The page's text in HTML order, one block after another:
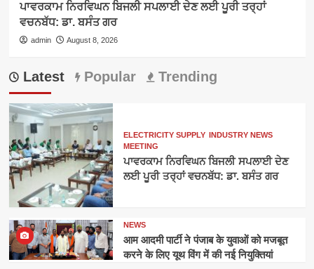
ਪਾਵਰਕਾਮ ਨਿਰਵਿਘਨ ਬਿਜਲੀ ਸਪਲਾਈ ਦੇਣ ਲਈ ਪੂਰੀ ਤਰ੍ਹਾਂ
ਵਚਨਬੱਧ: ਡਾ. ਬਸੰਤ ਗਰ
admin August 8, 2026
Latest Popular Trending
ELECTRICITY SUPPLY INDUSTRY NEWS
MEETING
ਪਾਵਰਕਾਮ ਨਿਰਵਿਘਨ ਬਿਜਲੀ ਸਪਲਾਈ ਦੇਣ
ਲਈ ਪੂਰੀ ਤਰ੍ਹਾਂ ਵਚਨਬੱਧ: ਡਾ. ਬਸੰਤ ਗਰ
NEWS
आम आदमी पार्टी ने पंजाब के युवाओं को मजबूत
करने के लिए यूथ विंग में की नई नियुक्तियां